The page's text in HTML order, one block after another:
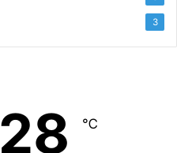
3
28 ℃